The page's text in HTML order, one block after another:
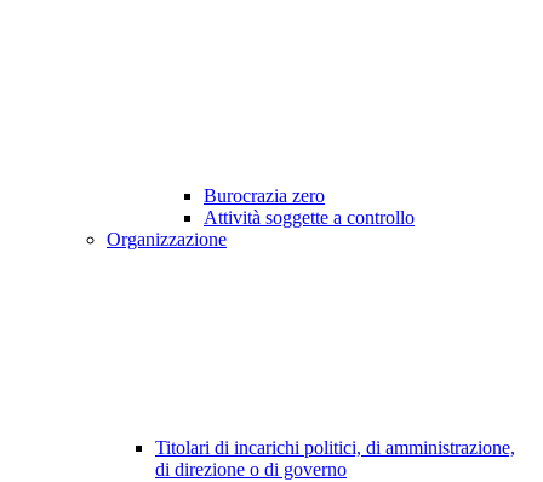
Burocrazia zero
Attività soggette a controllo
Organizzazione
Titolari di incarichi politici, di amministrazione,
di direzione o di governo